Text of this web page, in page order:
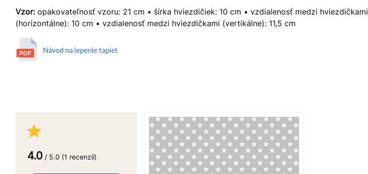
Vzor: opakovateľnosť vzoru: 21 cm • šírka hviezdičiek: 10 cm • vzdialenosť medzi hviezdičkami
(horizontálne): 10 cm • vzdialenosť medzi hviezdičkami (vertikálne): 11,5 cm
4.0 / 5.0 (1 recenzií)